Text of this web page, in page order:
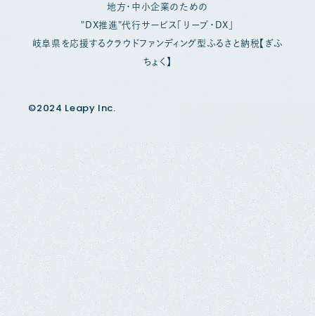
地方・中小企業のための
"DX推進"代行サービス「リープ・DX」
岐阜県を応援するクラウドファンディング型ふるさと納税【ぎふ
ちょく】
©2024 Leapy Inc.